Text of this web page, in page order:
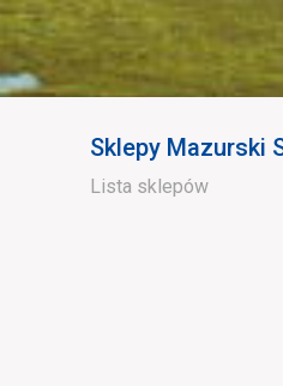
Sklepy Mazurski
Lista sklepów